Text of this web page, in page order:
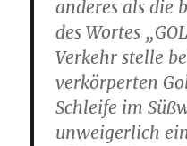
anderes als die
des Wortes
Verkehr stelle
verkörperten
Schleife im
unweigerlich